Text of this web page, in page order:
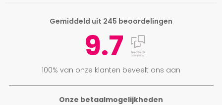
Onze betaalmogelijkheden
Gemiddeld uit 245 beoordelingen
9.7
100% van onze klanten beveelt ons aan